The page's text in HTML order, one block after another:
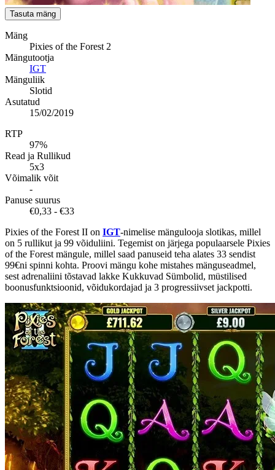
Tasuta mäng
Mäng
Pixies of the Forest 2
Mängutootja
IGT
Mänguliik
Slotid
Asutatud
15/02/2019
RTP
97%
Read ja Rullikud
5x3
Võimalik võit
-
Panuse suurus
€0,33 - €33
Pixies of the Forest II on IGT-nimelise mängulooja slotikas, millel
on 5 rullikut ja 99 võiduliini. Tegemist on järjega populaarsele Pixies
of the Forest mängule, millel saad panuseid teha alates 33 sendist
99€ni spinni kohta. Proovi mängu kohe mistahes mänguseadmel,
sest adrenaliini tõstavad lakke Kukkuvad Sümbolid, müstilised
boonusfunktsioonid, võidukordajad ja 3 progressiivset jackpotti.